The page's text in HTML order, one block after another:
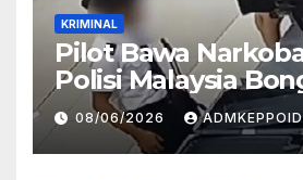
KRIMINAL
Pilot Bawa
Polisi Malaysia
Sosok Pemasok di
Kasus Ini
08/06/2026 ADMKEPPOID